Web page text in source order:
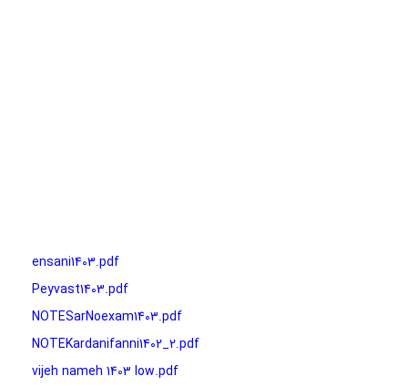
ensani1403.pdf
Peyvast1403.pdf
NOTESarNoexam1403.pdf
NOTEKardanifanni1402_2.pdf
vijeh nameh 1403 low.pdf